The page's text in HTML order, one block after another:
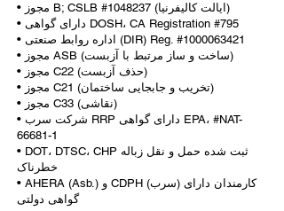
• مجوز B; CSLB #1048237 (ایالت کالیفرنیا)
• دارای گواهی DOSH، CA Registration #795
• اداره روابط صنعتی (DIR) Reg. #1000063421
• مجوز ASB (ساخت و ساز مرتبط با آزبست)
• مجوز C22 (حذف آزبست)
• مجوز C21 (تخریب و جابجایی ساختمان)
• مجوز C33 (نقاشی)
• شرکت سرب RRP دارای گواهی EPA، #NAT-
66681-1
• DOT، DTSC، CHP ثبت شده حمل و نقل زباله
خطرناک
• AHERA (Asb.) و CDPH (سرب) کارمندان دارای
گواهی دولتی